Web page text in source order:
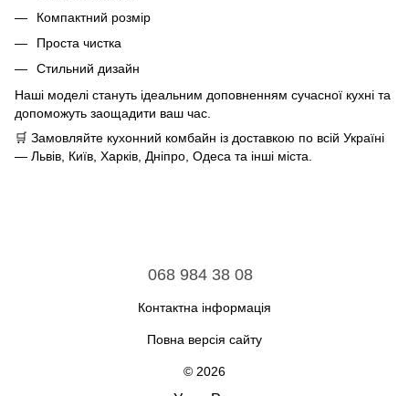
Компактний розмір
Проста чистка
Стильний дизайн
Наші моделі стануть ідеальним доповненням сучасної кухні та
допоможуть заощадити ваш час.
🛒 Замовляйте кухонний комбайн із доставкою по всій Україні
— Львів, Київ, Харків, Дніпро, Одеса та інші міста.
068 984 38 08
Контактна інформація
Повна версія сайту
© 2026